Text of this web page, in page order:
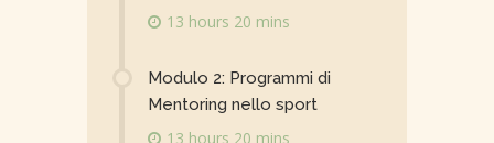
13 hours 20 mins
Modulo 2: Programmi di
Mentoring nello sport
13 hours 20 mins